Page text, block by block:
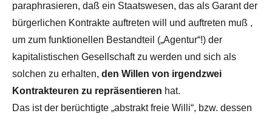
paraphrasieren, daß ein Staatswesen, das als Garant der
bürgerlichen Kontrakte auftreten will und auftreten muß ,
um zum funktionellen Bestandteil („Agentur“!) der
kapitalistischen Gesellschaft zu werden und sich als
solchen zu erhalten, den Willen von irgendzwei
Kontrakteuren zu repräsentieren hat.
Das ist der berüchtigte „abstrakt freie Willi“, bzw. dessen